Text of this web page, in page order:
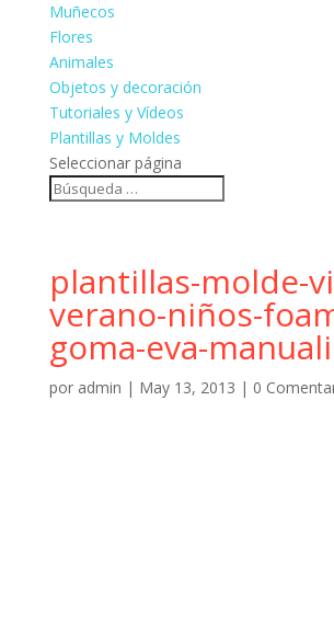
Muñecos
Flores
Animales
Objetos y decoración
Tutoriales y Vídeos
Plantillas y Moldes
Seleccionar página
plantillas-molde-
verano-niños-
goma-eva-
por admin | May 13, 2013 | 0